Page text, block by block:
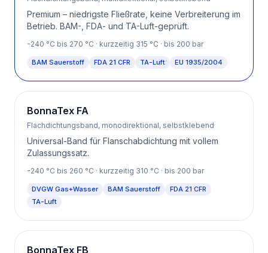
Premium – niedrigste Fließrate, keine Verbreiterung im
Betrieb. BAM-, FDA- und TA-Luft-geprüft.
-240 °C bis 270 °C · kurzzeitig 315 °C · bis 200 bar
BAM Sauerstoff FDA 21 CFR TA-Luft EU 1935/2004
BonnaTex FA
Flachdichtungsband, monodirektional, selbstklebend
Universal-Band für Flanschabdichtung mit vollem
Zulassungssatz.
-240 °C bis 260 °C · kurzzeitig 310 °C · bis 200 bar
DVGW Gas+Wasser BAM Sauerstoff
FDA 21 CFR
TA-Luft
BonnaTex FB